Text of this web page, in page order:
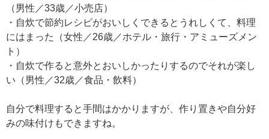
（男性／33歳／小売店）
・自炊で節約レシピがおいしくできるとうれしくて、料理
にはまった（女性／26歳／ホテル・旅行・アミューズメン
ト）
・自炊で作ると意外とおいしかったりするのでそれが楽し
い（男性／32歳／食品・飲料）
自分で料理すると手間はかかりますが、作り置きや自分好
みの味付けもできますね。